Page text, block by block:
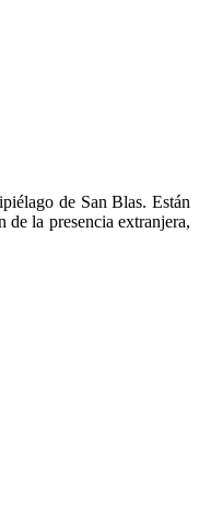
de San Blas. Están
de la presencia extranjera,